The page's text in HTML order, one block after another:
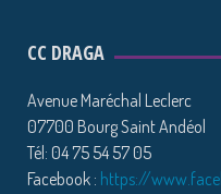
CC DRAGA
Avenue Maréchal Leclerc
07700 Bourg Saint Andéol
Tél: 04 75 54 57 05
Facebook : https://